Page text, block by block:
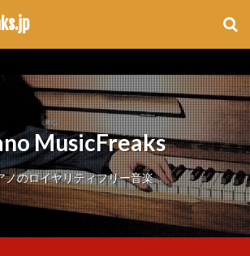
MusicFreaks
ノのロイヤリティフリー音楽